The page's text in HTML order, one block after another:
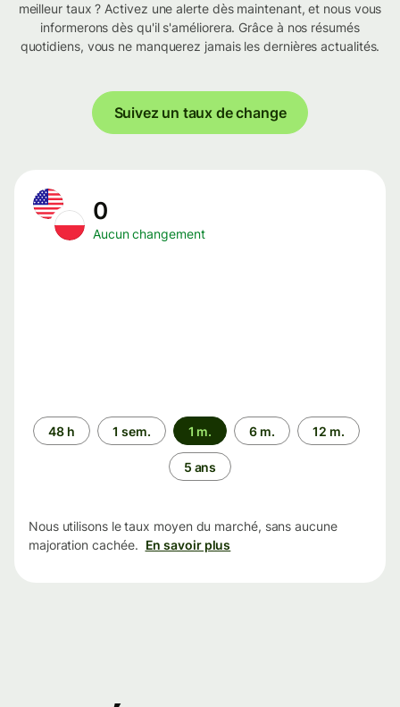
meilleur taux ? Activez une alerte dès maintenant, et nous vous
informerons dès qu'il s'améliorera. Grâce à nos résumés
quotidiens, vous ne manquerez jamais les dernières actualités.
Suivez un taux de change
0
Aucun changement
Période
48 h 1 sem. 1 m. 6 m. 12 m.
5 ans
Nous utilisons le taux moyen du marché, sans aucune
majoration cachée. En savoir plus